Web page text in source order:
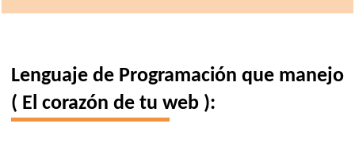
Lenguaje de Programación que manejo
( El corazón de tu web ):